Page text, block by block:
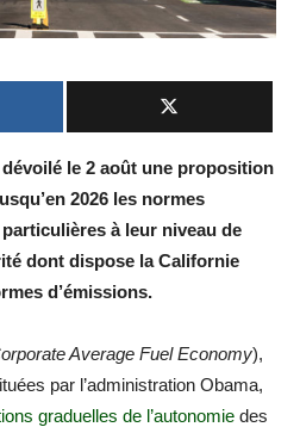
dévoilé le 2 août une proposition
2026 les normes
à leur niveau de
dont dispose la Californie
d’émissions.
Average Fuel Economy),
par l’administration Obama,
graduelles de l’autonomie des